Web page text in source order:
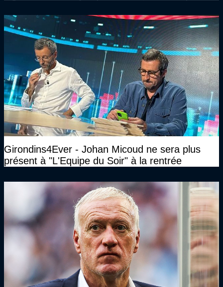
Girondins4Ever - Johan Micoud ne sera plus
présent à "L'Equipe du Soir" à la rentrée